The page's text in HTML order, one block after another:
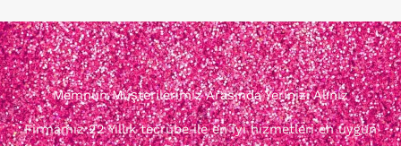
Memnun Müşterilerimiz Arasında Yerinizi Alınız
Firmamız 22 Yıllık tecrübe ile en iyi hizmetleri en uygun